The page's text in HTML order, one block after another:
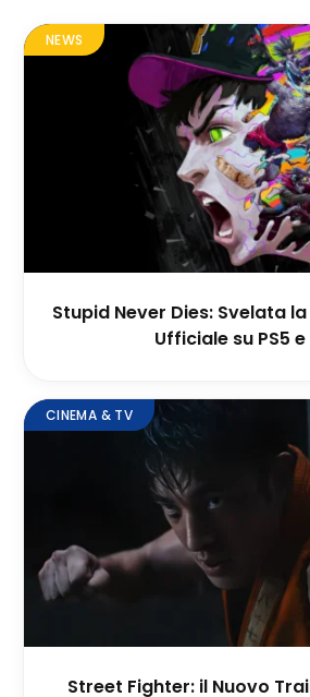
NEWS
Stupid Never Dies: Svelata
Ufficiale su PS5 e
CINEMA & TV
Street Fighter: il Nuovo